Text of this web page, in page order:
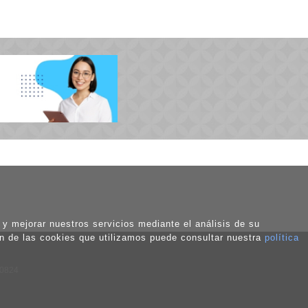
mejorar nuestros servicios mediante el análisis de su
de las cookies que utilizamos puede consultar nuestra política